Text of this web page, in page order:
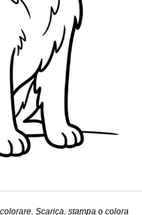
Scarica, stampa o colora